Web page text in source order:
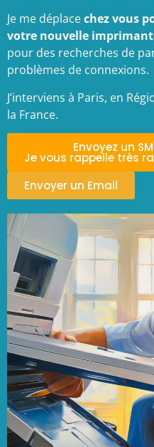
Je me déplacechez vous
votre nouvelle
pour des recherches de
problèmes de connexions.
J’interviens à Paris, en
la France.
Envoyez un
Je vous rappelle très
Envoyer un Email